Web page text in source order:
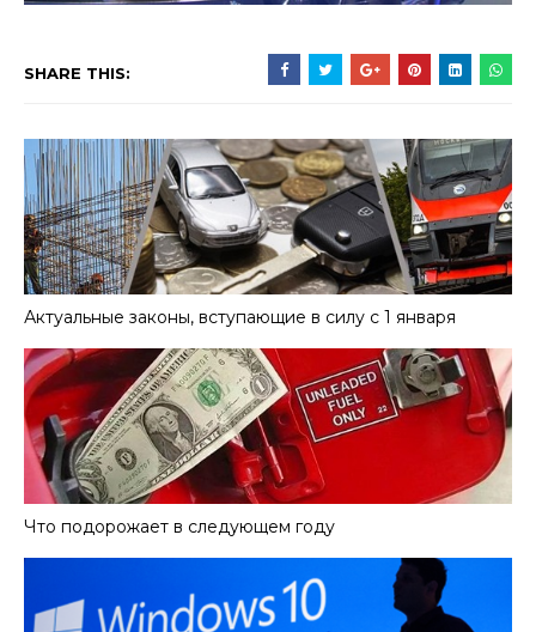
SHARE THIS:
Актуальные законы, вступающие в силу с 1 января
Что подорожает в следующем году